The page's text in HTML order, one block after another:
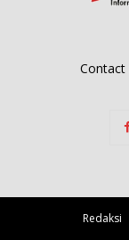
Redaksi